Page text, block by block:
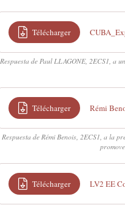
Télécharger
Respuesta de Paul LLAGONE, 2ECS1, a
Télécharger Rémi
Respuesta de Rémi Benois, 2ECS1, a la
Télécharger LV2 EE